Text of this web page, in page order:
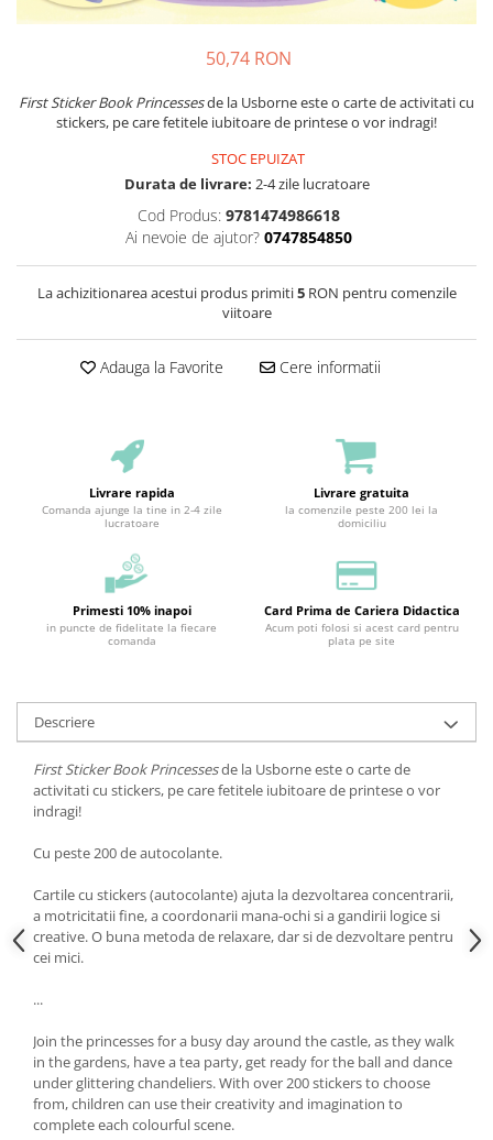
50,74 RON
First Sticker Book Princessesde la Usborne este o carte de activitati cu
stickers, pe care fetitele iubitoare de printese o vor indragi!
STOC EPUIZAT
Durata de livrare: 2-4 zile lucratoare
Cod Produs: 9781474986618
Ai nevoie de ajutor? 0747854850
La achizitionarea acestui produs primiti5RON pentru comenzile
viitoare
Adauga la Favorite Cere informatii
Livrare rapida
Comanda ajunge la tine in 2-4 zile
lucratoare
Livrare gratuita
la comenzile peste 200 lei la
domiciliu
Primesti 10% inapoi
in puncte de fidelitate la fiecare
comanda
Card Prima de Cariera Didactica
Acum poti folosi si acest card pentru
plata pe site
Descriere
First Sticker Book Princessesde la Usborne este o carte de
activitati cu stickers, pe care fetitele iubitoare de printese o vor
indragi!
Cu peste 200 de autocolante.
Cartile cu stickers (autocolante) ajuta la dezvoltarea concentrarii,
a motricitatii fine, a coordonarii mana-ochi si a gandirii logice si
creative. O buna metoda de relaxare, dar si de dezvoltare pentru
cei mici.
...
Join the princesses for a busy day around the castle, as they walk
in the gardens, have a tea party, get ready for the ball and dance
under glittering chandeliers. With over 200 stickers to choose
from, children can use their creativity and imagination to
complete each colourful scene.